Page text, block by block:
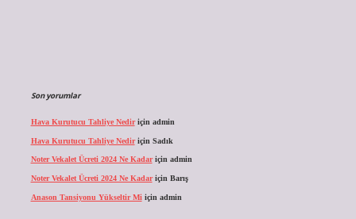
Son yorumlar
Hava Kurutucu Tahliye Nediriçin admin
Hava Kurutucu Tahliye Nediriçin Sadık
Noter Vekalet Ücreti 2024 Ne Kadariçin admin
Noter Vekalet Ücreti 2024 Ne Kadariçin Barış
Anason Tansiyonu Yükseltir Mi için admin